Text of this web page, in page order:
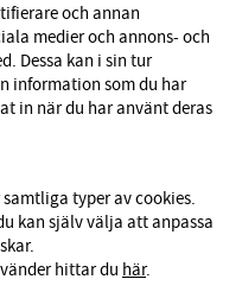
och
dig här nedan.
Skicka
och annan
medier och annons- och
Dessa kan i sin tur
information som du har
in när du har använt deras
typer av cookies.
kan själv välja att anpassa
hittar du här.